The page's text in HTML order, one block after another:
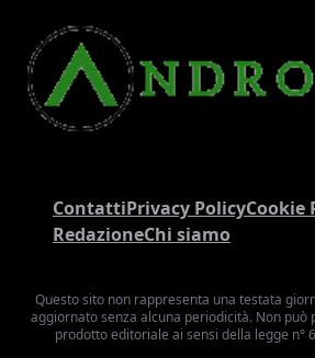
ContattiPrivacy PolicyCookie
RedazioneChi siamo
Questo sito non rappresenta una testata
aggiornato senza alcuna periodicità. Non
prodotto editoriale ai sensi della legge n°